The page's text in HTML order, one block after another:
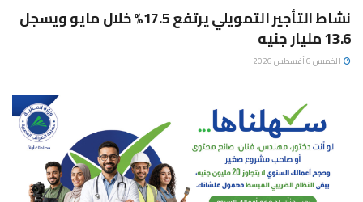
نشاط التأجير التمويلي يرتفع 17.5% خلال مايو ويسجل
13.6 مليار جنيه
الخميس 6 أغسطس 2026